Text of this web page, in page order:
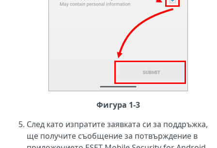
Фигура 1-3
След като изпратите заявката си за поддръжка,
ще получите съобщение за потвърждение в